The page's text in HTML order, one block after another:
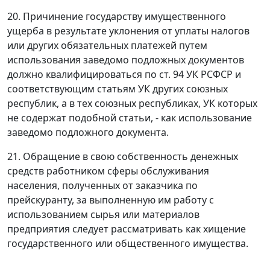
20. Причинение государству имущественного
ущерба в результате уклонения от уплаты налогов
или других обязательных платежей путем
использования заведомо подложных документов
должно квалифицироваться по ст. 94УК РСФСР и
соответствующим статьям УК других союзных
республик, а в тех союзных республиках, УК которых
не содержат подобной статьи, - как использование
заведомо подложного документа.
21. Обращение в свою собственность денежных
средств работником сферы обслуживания
населения, полученных от заказчика по
прейскуранту, за выполненную им работу с
использованием сырья или материалов
предприятия следует рассматривать как хищение
государственного или общественного имущества.